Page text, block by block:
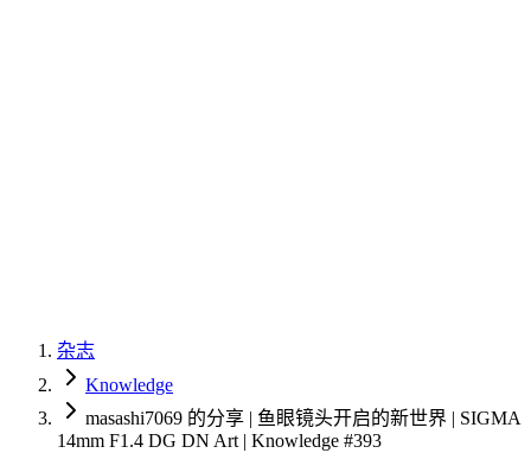
杂志
Knowledge
masashi7069 的分享 | 鱼眼镜头开启的新世界 | SIGMA
14mm F1.4 DG DN Art | Knowledge #393